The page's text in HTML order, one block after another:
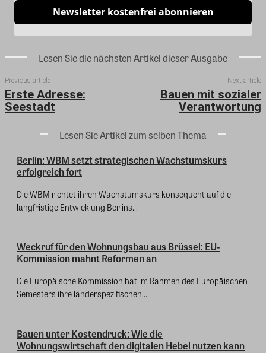
Newsletter kostenfrei abonnieren
Lesen Sie die nächsten Artikel dieser Ausgabe
Previous article
Erste Adresse:
Seestadt
Next article
Bauen mit sozialer
Verantwortung
Lesen Sie Artikel zum selben Thema
Berlin: WBM setzt strategischen Wachstumskurs
erfolgreich fort
Die WBM richtet ihren Wachstumskurs konsequent auf die
langfristige Entwicklung Berlins...
Weckruf für den Wohnungsbau aus Brüssel: EU-
Kommission mahnt Reformen an
Die Europäische Kommission hat im Rahmen des Europäischen
Semesters ihre länderspezifischen...
Bauen unter Kostendruck: Wie die
Wohnungswirtschaft den digitalen Hebel nutzen kann